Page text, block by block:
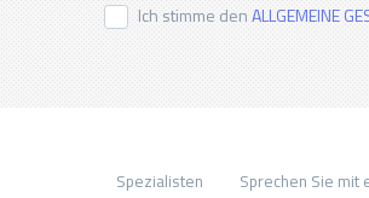
Ich stimme denALLGEMEINE
Spezialisten Sprechen Sie mit